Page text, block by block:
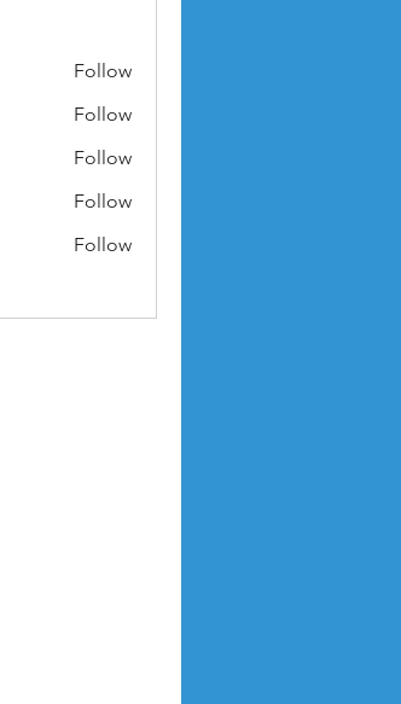
Follow
Follow
Follow
Follow
Follow